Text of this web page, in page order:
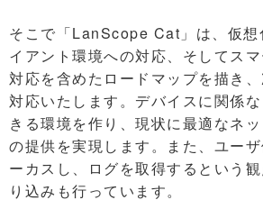
そこで「LanScope Cat」は、仮想
イアント環境への対応、そしてス
対応を含めたロードマップを描き
対応いたします。デバイスに関係
きる環境を作り、現状に最適なネ
の提供を実現します。また、ユー
ーカスし、ログを取得するという
り込みも行っています。